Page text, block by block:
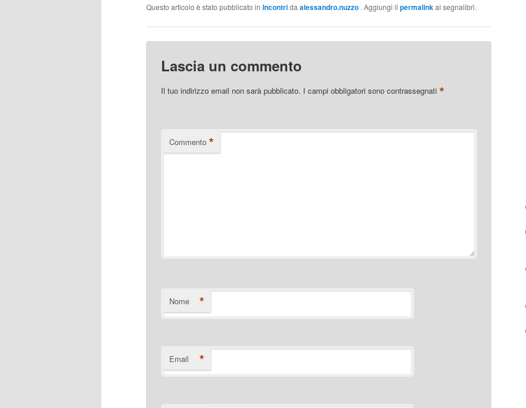
Questo articolo è stato pubblicato in Incontrida alessandro.nuzzo . Aggiungi il permalinkai segnalibri.
Lascia un commento
Il tuo indirizzo email non sarà pubblicato. I campi obbligatori sono contrassegnati*
Commento *
Nome *
Email *